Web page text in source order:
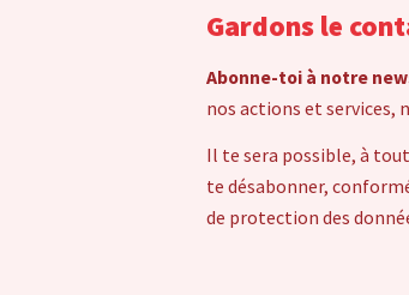
Gardons le
Abonne-toi à notre
nos actions et services,
Il te sera possible, à
te désabonner,
de protection des